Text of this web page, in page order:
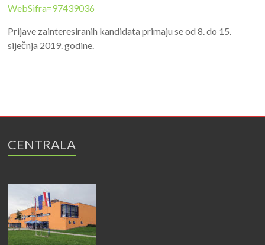
WebSifra=97439036
Prijave zainteresiranih kandidata primaju se od 8. do 15.
siječnja 2019. godine.
CENTRALA